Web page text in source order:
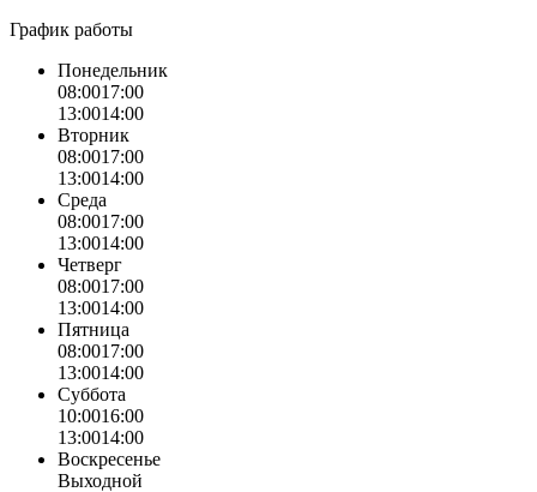
График работы
Понедельник
08:0017:00
13:0014:00
Вторник
08:0017:00
13:0014:00
Среда
08:0017:00
13:0014:00
Четверг
08:0017:00
13:0014:00
Пятница
08:0017:00
13:0014:00
Суббота
10:0016:00
13:0014:00
Воскресенье
Выходной